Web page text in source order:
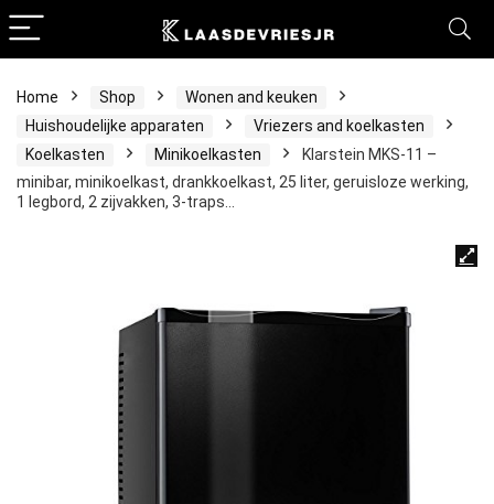
Home Shop
Wonen and keuken
Huishoudelijke apparaten
Vriezers and koelkasten
Koelkasten
Minikoelkasten
Klarstein MKS-11 –
minibar, minikoelkast, drankkoelkast, 25 liter, geruisloze werking,
1 legbord, 2 zijvakken, 3-traps…